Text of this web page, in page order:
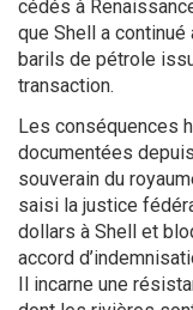
cédés à
que Shell a
barils de pétrole
transaction.
Les conséquences
documentées
souverain du
saisi la justice
dollars à Shell et
accord
Il incarne une